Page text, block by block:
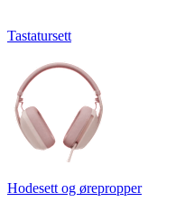
Tastatursett
Hodesett og ørepropper